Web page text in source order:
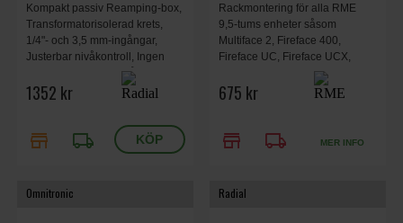
Kompakt passiv Reamping-box,
Transformatorisolerad krets,
1/4"- och 3,5 mm-ingångar,
Justerbar nivåkontroll, Ingen
extern ström krävs, Mått 117 ×
48 × 38 mm, Vikt 0,256 kg.
1352 kr
store local_shipping
Rackmontering för alla RME
9,5-tums enheter såsom
Multiface 2, Fireface 400,
Fireface UC, Fireface UCX,
Fireface UCX II, QuadMic 2,
MADIface XT, ADI-2, ADI-2 FS,
675 kr
store local_shipping MER INFO
Omnitronic Radial